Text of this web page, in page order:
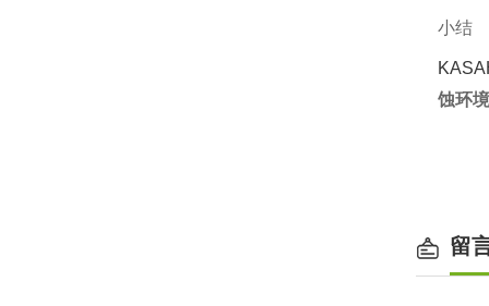
小结
蚀环
留